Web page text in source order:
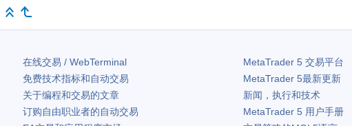
在线交易 / WebTerminal
免费技术指标和自动交易
关于编程和交易的文章
订购自由职业者的自动交易
MetaTrader 5交易平台
MetaTrader 5最新更新
新闻，执行和技术
MetaTrader 5用户手册